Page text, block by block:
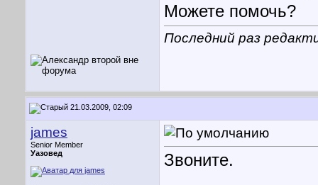
Можете помочь?
Последний раз
21.03.2009, 02:09
james
Senior Member
Уазовед
Звоните.